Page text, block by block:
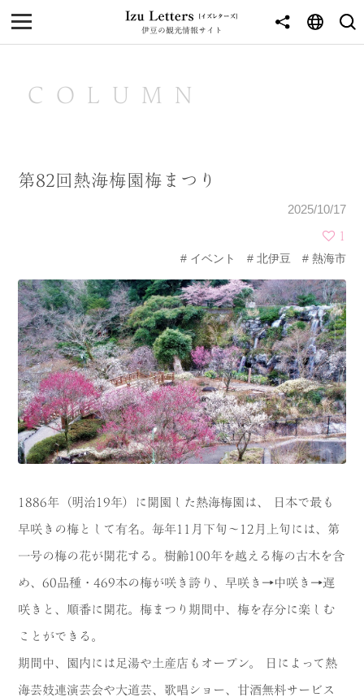
伊豆の観光情報サイト
MENU
NEWS
東伊豆
北伊豆
中伊豆
CATEGORY
海 岬
温泉 花
町並み 観光施設
動物と触れ合える場所 カフェ・スイーツ
人
体験 宿
COLUMN
第82回熱海梅園梅まつり
2025/10/17
1
イベント
北伊豆 熱海市
1886年（明治19年）に開園した熱海梅園は、 日本で最も
早咲きの梅として有名。毎年11月下旬～12月上旬には、第
一号の梅の花が開花する。樹齢100年を越える梅の古木を含
め、60品種・469本の梅が咲き誇り、早咲き→中咲き→遅
咲きと、順番に開花。梅まつり期間中、梅を存分に楽しむ
ことができる。
期間中、園内には足湯や土産店もオープン。 日によって熱
海芸妓連演芸会や大道芸、歌唱ショー、甘酒無料サービス